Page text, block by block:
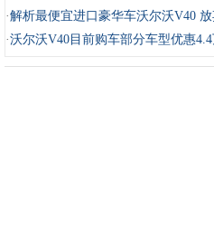
·解析最便宜进口豪华车沃尔沃V40
·沃尔沃V40目前购车部分车型优惠